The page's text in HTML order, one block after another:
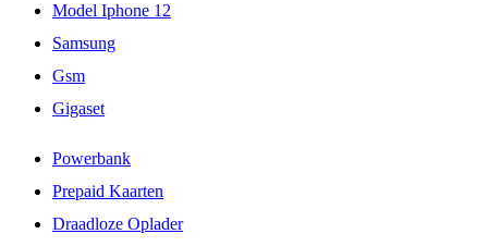
Model Iphone 12
Samsung
Gsm
Gigaset
Powerbank
Prepaid Kaarten
Draadloze Oplader